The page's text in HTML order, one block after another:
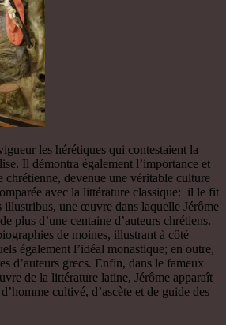
les hérétiques qui contestaient la
Il démontra également l’importance et
chrétienne, devenue une véritable culture
avec la littérature classique: il le fit
une œuvre dans laquelle Jérôme
plus d’une centaine d’auteurs chrétiens.
de moines, illustrant à côté
également l’idéal monastique; en outre,
d’auteurs grecs. Enfin, dans le fameux
de la littérature latine, Jérôme apparaît
cultivé, d’ascète et de guide des